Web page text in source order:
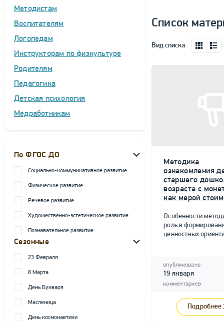
Методистам
Воспитателям
Логопедам
Инструкторам по физкультуре
Родителям
Педагогика
Детская психология
Медработникам
По ФГОС ДО
Социально-коммуникативное развитие
Физическое развитие
Речевое развитие
Художественно-эстетическое развитие
Познавательное развитие
Сезонные
23 Февраля
8 Марта
День Букваря
Масленица
День космонавтики
Список
Вид списка:
Методика
ознакомления
старшего
возраста с
как мерой
Особенности
роль в
ценностных
опубликовано
19 января
комментариев
Подробнее